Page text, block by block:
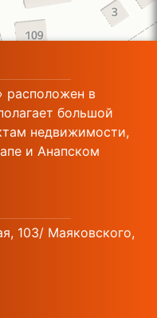
расположен в
большой
недвижимости,
и Анапском
103/ Маяковского,